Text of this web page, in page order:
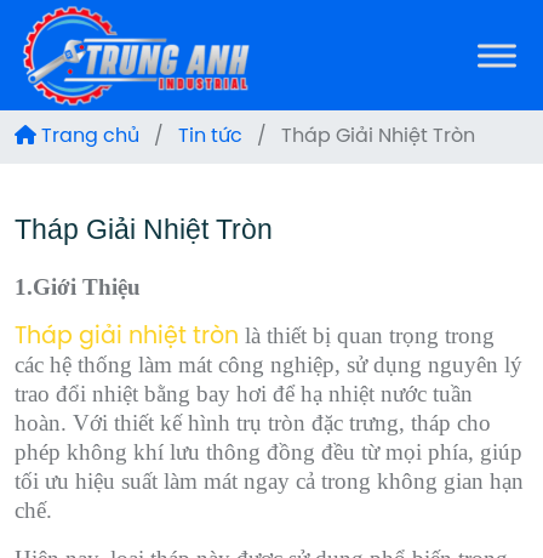
Trang chủ / Tin tức / Tháp Giải Nhiệt Tròn
Tháp Giải Nhiệt Tròn
1.Giới Thiệu
Tháp giải nhiệt tròn là thiết bị quan trọng trong
các hệ thống làm mát công nghiệp, sử dụng nguyên lý
trao đổi nhiệt bằng bay hơi để hạ nhiệt nước tuần
hoàn. Với thiết kế hình trụ tròn đặc trưng, tháp cho
phép không khí lưu thông đồng đều từ mọi phía, giúp
tối ưu hiệu suất làm mát ngay cả trong không gian hạn
chế.